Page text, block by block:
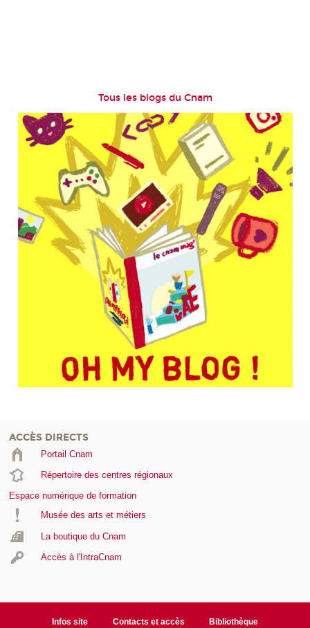
Tous les blogs du Cnam
ACCÈS DIRECTS
Portail Cnam
Répertoire des centres régionaux
Espace numérique de formation
Musée des arts et métiers
La boutique du Cnam
Accès à l'IntraCnam
Infos site Contacts et accès Bibliothèque